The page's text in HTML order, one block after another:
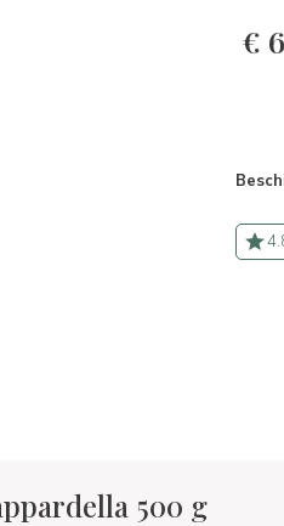
€
500 g